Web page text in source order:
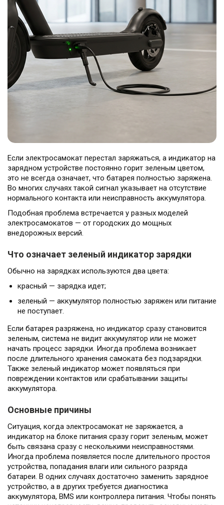
Театральная
г. Киев, ул. Крещатик 44-А
Позняки
г. Киев, ул. Анны Ахматовой, 30
Оболонь
г. Киев, ТЦ LAKE PLAZA, ул. Героев
полка «Азов», 12
Дворец "Украина"
г. Киев, ул. Казимира Малевича, 87
RU UK
Если электросамокат перестал заряжаться, а индикатор на
зарядном устройстве постоянно горит зеленым цветом,
это не всегда означает, что батарея полностью заряжена.
Во многих случаях такой сигнал указывает на отсутствие
нормального контакта или неисправность аккумулятора.
Подобная проблема встречается у разных моделей
электросамокатов — от городских до мощных
внедорожных версий.
Что означает зеленый индикатор зарядки
Обычно на зарядках используются два цвета:
красный — зарядка идет;
зеленый — аккумулятор полностью заряжен или питание
не поступает.
Если батарея разряжена, но индикатор сразу становится
зеленым, система не видит аккумулятор или не может
начать процесс зарядки. Иногда проблема возникает
после длительного хранения самоката без подзарядки.
Также зеленый индикатор может появляться при
повреждении контактов или срабатывании защиты
аккумулятора.
Основные причины
Ситуация, когда электросамокат не заряжается, а
индикатор на блоке питания сразу горит зеленым, может
быть связана сразу с несколькими неисправностями.
Иногда проблема появляется после длительного простоя
устройства, попадания влаги или сильного разряда
батареи. В одних случаях достаточно заменить зарядное
устройство, а в других требуется диагностика
аккумулятора, BMS или контроллера питания. Чтобы понять